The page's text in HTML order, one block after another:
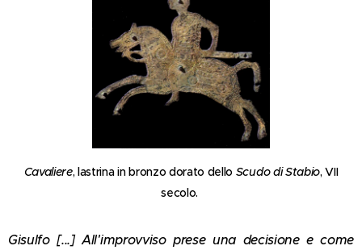
Cavaliere, lastrina in bronzo dorato dello Scudo di Stabio, VII
secolo.
Gisulfo [...] All'improvviso prese una decisione e come